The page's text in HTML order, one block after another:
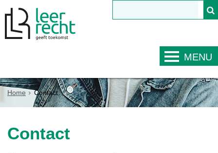
MENU
Home Contact
Contact